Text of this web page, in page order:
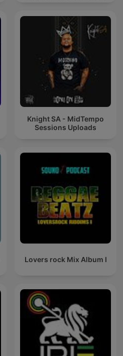
Knight SA - MidTempo
Sessions Uploads
Lovers rock Mix Album I